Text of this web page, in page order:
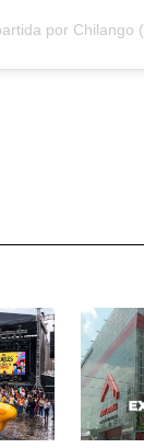
por Chilango